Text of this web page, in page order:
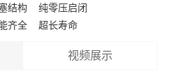
结构 纯零压启闭
齐全 超长寿命
视频展示